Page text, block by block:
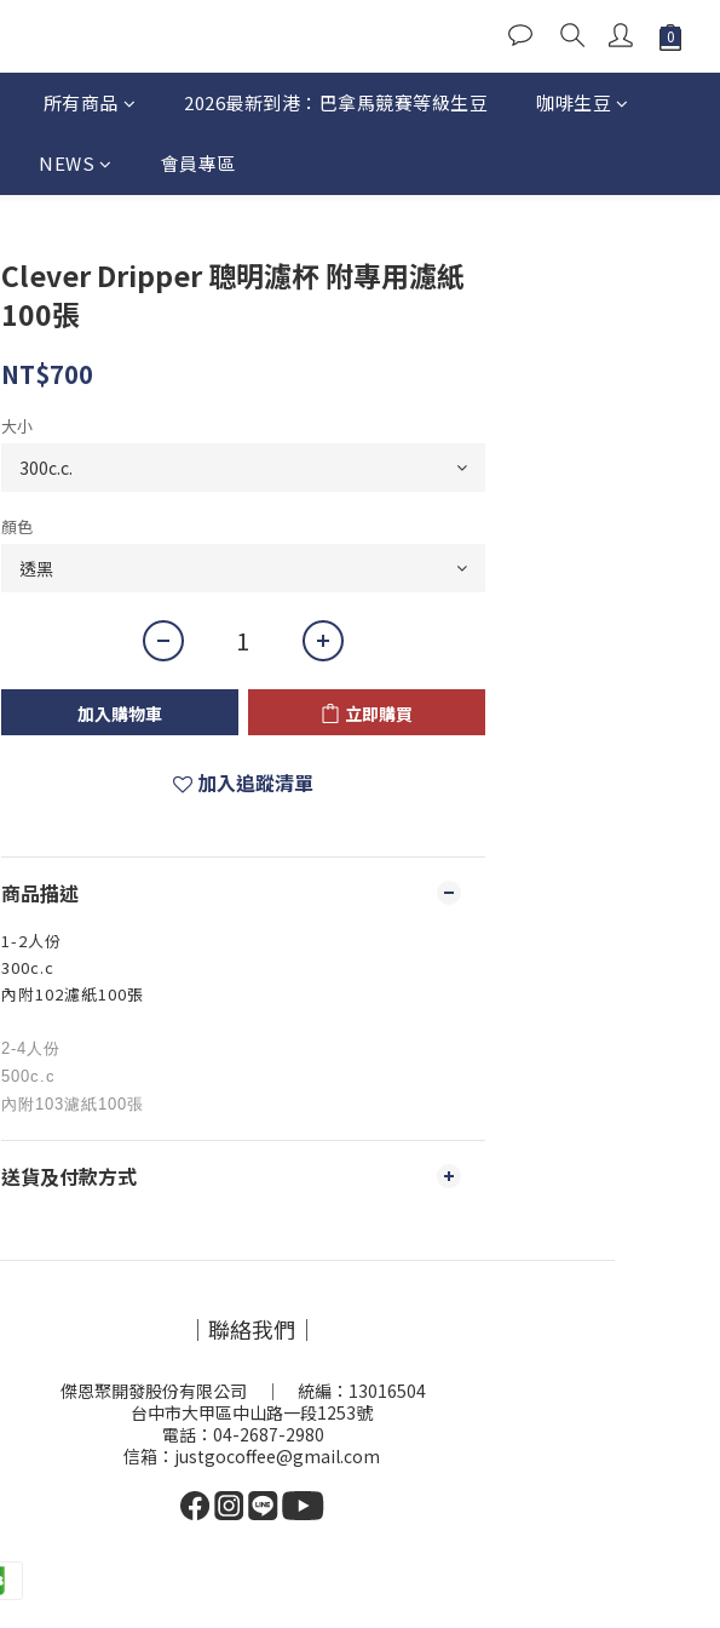
所有商品 2026最新到港：巴拿馬競賽等級生豆 咖啡生豆
NEWS 會員專區
Clever Dripper 聰明濾杯 附專用濾紙
100張
NT$700
大小
顏色
加入購物車 立即購買
加入追蹤清單
商品描述
1-2人份
300c.c
內附102濾紙100張
2-4人份
500c.c
內附103濾紙100張
送貨及付款方式
｜聯絡我們｜
傑恩聚開發股份有限公司 ｜ 統編：13016504
台中市大甲區中山路一段1253號
電話：04-2687-2980
信箱：justgocoffee@gmail.com